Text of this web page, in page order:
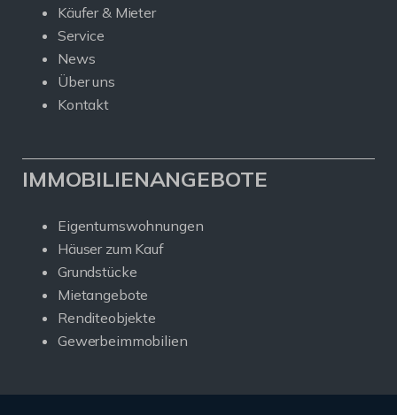
Käufer & Mieter
Service
News
Über uns
Kontakt
IMMOBILIENANGEBOTE
Eigentumswohnungen
Häuser zum Kauf
Grundstücke
Mietangebote
Renditeobjekte
Gewerbeimmobilien